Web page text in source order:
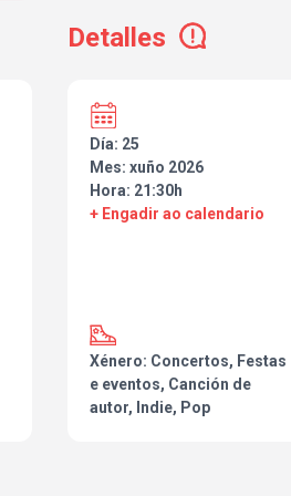
Detalles
Día: 25
Mes: xuño 2026
Hora: 21:30h
+ Engadir ao calendario
Xénero: Concertos, Festas
e eventos, Canción de
autor, Indie, Pop